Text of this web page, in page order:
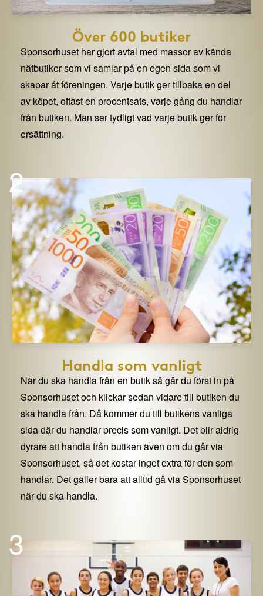
Över 600 butiker
Sponsorhuset har gjort avtal med massor av kända
nätbutiker som vi samlar på en egen sida som vi
skapar åt föreningen. Varje butik ger tillbaka en del
av köpet, oftast en procentsats, varje gång du handlar
från butiken. Man ser tydligt vad varje butik ger för
ersättning.
2
Handla som vanligt
När du ska handla från en butik så går du först in på
Sponsorhuset och klickar sedan vidare till butiken du
ska handla från. Då kommer du till butikens vanliga
sida där du handlar precis som vanligt. Det blir aldrig
dyrare att handla från butiken även om du går via
Sponsorhuset, så det kostar inget extra för den som
handlar. Det gäller bara att alltid gå via Sponsorhuset
när du ska handla.
3